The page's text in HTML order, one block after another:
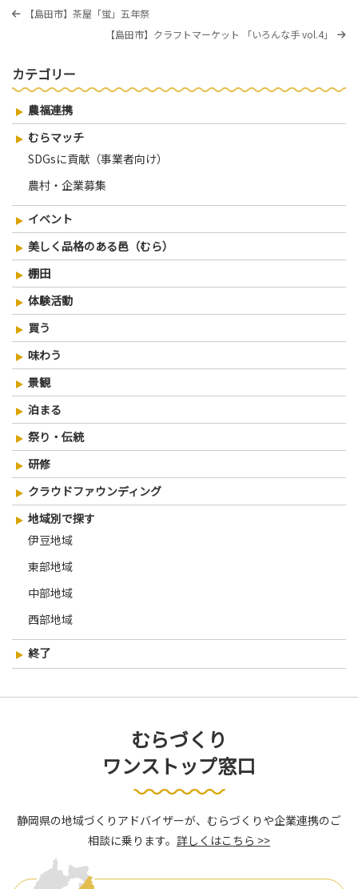
投
ビ
ゲ
ー
シ
過
【島田市】茶屋「蛍」五年祭
次
【島田市】クラフトマーケット 「いろんな手 vol.4」
カテゴリー
農福連携
むらマッチ
SDGsに貢献（事業者向け）
農村・企業募集
イベント
美しく品格のある邑（むら）
棚田
体験活動
買う
味わう
景観
泊まる
祭り・伝統
研修
クラウドファウンディング
地域別で探す
伊豆地域
東部地域
中部地域
西部地域
終了
むらづくり
ワンストップ窓口
静岡県の地域づくりアドバイザーが、むらづくりや企業連携のご
相談に乗ります。 詳しくはこちら >>